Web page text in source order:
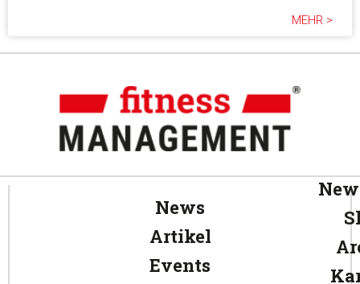
MEHR >
News
Artikel
Events